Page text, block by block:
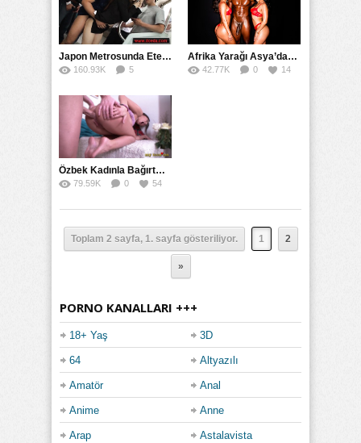
Japon Metrosunda Etekli Kıza Tecavüz İzdihamı
160.93K
5
Afrika Yarağı Asya’dan Avrupa’ya Köprü Oldu
42.77K 0 14
Özbek Kadınla Bağırtmalı Sert Sikiş
79.59K 0 54
Toplam 2 sayfa, 1. sayfa gösteriliyor. 1 2
»
PORNO KANALLARI +++
18+ Yaş 3D
64 Altyazılı
Amatör Anal
Anime Anne
Arap Astalavista